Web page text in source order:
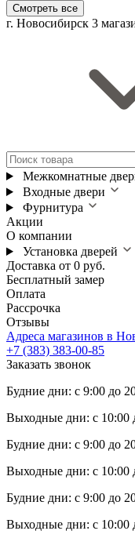
Смотреть все
г. Новосибирск 3
Межкомнатные
Входные двери
Фурнитура
Акции
О компании
Установка дверей
Доставка от 0 руб.
Бесплатный замер
Оплата
Рассрочка
Отзывы
Адреса магазинов в
+7 (383) 383-00-85
Заказать звонок
Будние дни: с 9:00 до
Выходные дни: с 10:00
Будние дни: с 9:00 до
Выходные дни: с 10:00
Будние дни: с 9:00 до
Выходные дни: с 10:00